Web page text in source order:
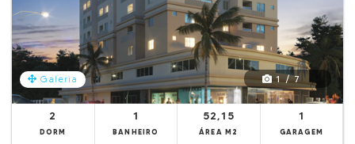
Galeria 1 / 7
2
DORM
1
BANHEIRO
52,15
ÁREA M2
1
GARAGEM